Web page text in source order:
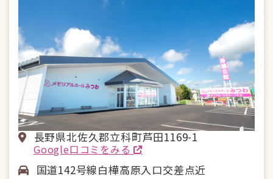
長野県北佐久郡立科町芦田1169-1
Google口コミをみる
国道142号線白樺高原入口交差点近